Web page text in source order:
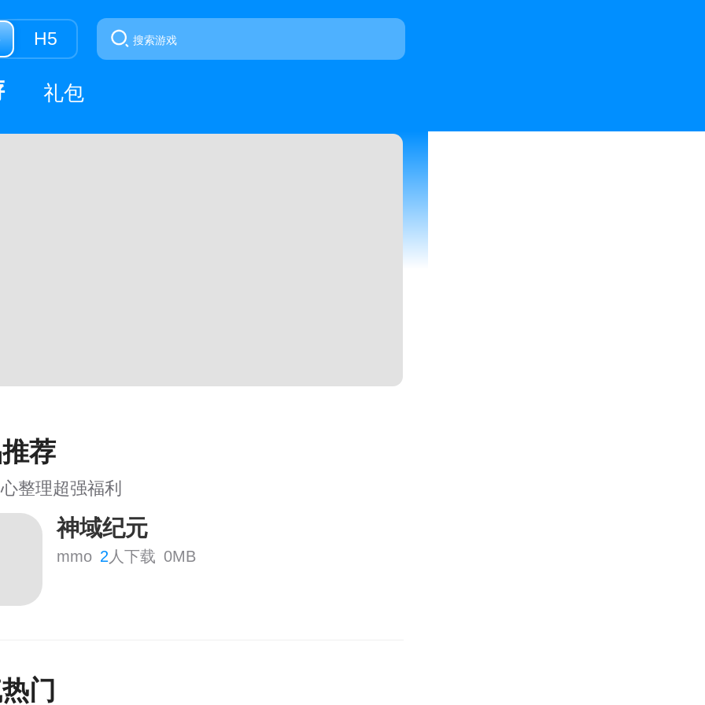
H5
礼包
荐
整理超强福利
神域纪元
mmo 2 人下载 0MB
门